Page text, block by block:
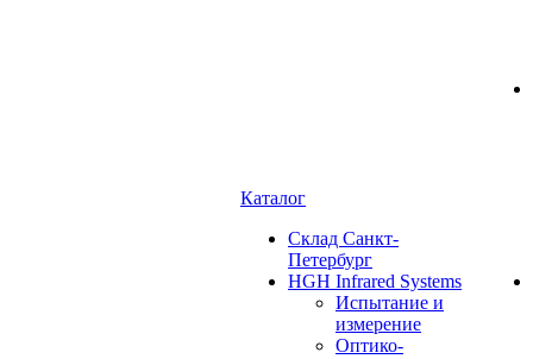
Каталог
Cклад Санкт-
Петербург
HGH Infrared Systems
Испытание и
измерение
Оптико-